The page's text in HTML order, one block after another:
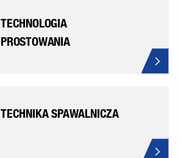
TECHNOLOGIA
PROSTOWANIA
TECHNIKA SPAWALNICZA